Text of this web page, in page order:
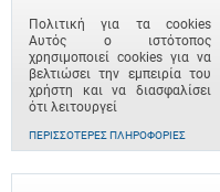
Πολιτική για τα cookies
Αυτός ο ιστότοπος
χρησιμοποιεί cookies για να
βελτιώσει την εμπειρία του
χρήστη και να διασφαλίσει
ότι λειτουργεί
ΠΕΡΙΣΣΌΤΕΡΕΣ ΠΛΗΡΟΦΟΡΊΕΣ